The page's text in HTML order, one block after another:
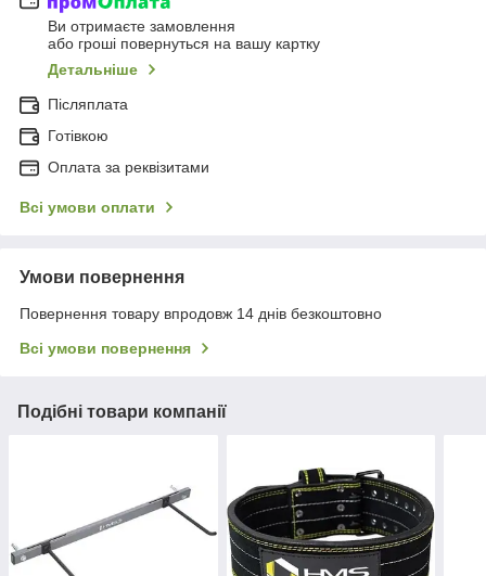
Ви отримаєте замовлення
або гроші повернуться на вашу картку
Детальніше
Післяплата
Готівкою
Оплата за реквізитами
Всі умови оплати
Умови повернення
Повернення товару впродовж 14 днів безкоштовно
Всі умови повернення
Подібні товари компанії